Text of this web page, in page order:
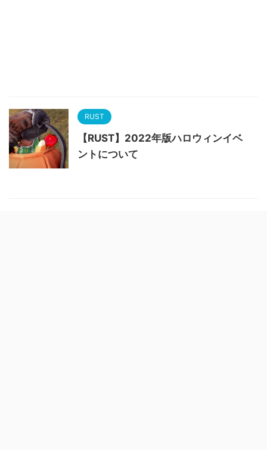
RUST
【RUST】2022年版ハロウィンイベ
ントについて